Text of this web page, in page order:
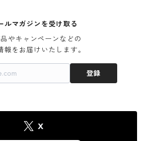
ルマガジンを受け取る
やキャンペーンなどの
報をお届けいたします。
登録
X